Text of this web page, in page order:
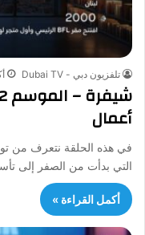
تلفزيون دبي - Dubai TV
أعمال
في هذه الحلقة نتعرف من
التي بدأت من الصفر إلى
أكمل القراءة »